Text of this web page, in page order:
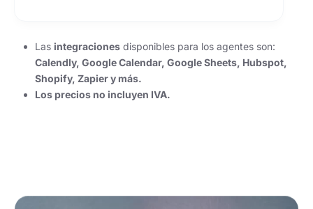
Las integraciones disponibles para los agentes son:
Calendly, Google Calendar, Google Sheets, Hubspot,
Shopify, Zapier y más.
Los precios no incluyen IVA.